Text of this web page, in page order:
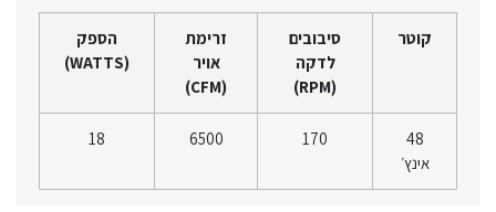
קוטר
סיבובים
לדקה
(RPM)
זרימת
אויר
(CFM)
הספק
(WATTS)
48
אינץ׳
170
6500
18